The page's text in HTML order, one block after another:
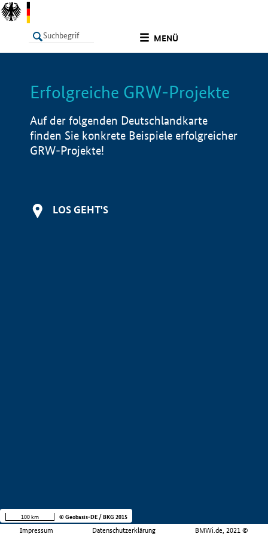
MENÜ
LISTE Info
Erfolgreiche GRW-Projekte
Auf der folgenden Deutschlandkarte
finden Sie konkrete Beispiele erfolgreicher
GRW-Projekte!
LOS GEHT'S
Impressum Datenschutzerklärung BMWi.de, 2021 ©
100 km © Geobasis-DE / BKG 2015